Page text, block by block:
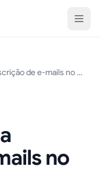
Como cancelar a inscrição de e-mails no Gmail
no